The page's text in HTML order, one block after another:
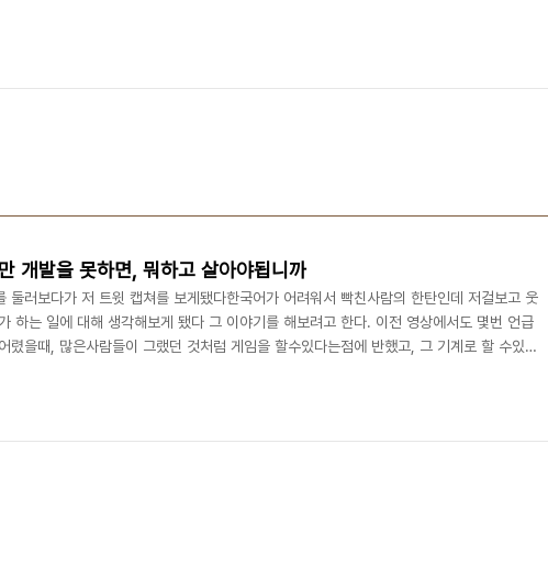
개발을 못하면, 뭐하고 살아야됩니까
둘러보다가 저 트윗 캡쳐를 보게됐다한국어가 어려워서 빡친사람의 한탄인데 저걸보고 웃
하는 일에 대해 생각해보게 됐다 그 이야기를 해보려고 한다. 이전 영상에서도 몇번 언급
렸을때, 많은사람들이 그랬던 것처럼 게임을 할수있다는점에 반했고, 그 기계로 할 수있는
언어로 프로그램을 만들고 정보 올림피아드에서 입상하는 시나리오로 구성되 있었다. 처
이 지날수록 나보다 뛰어난 사람들의 발전상황을 보며 좌절했었다. 중학교2학년시절 보안